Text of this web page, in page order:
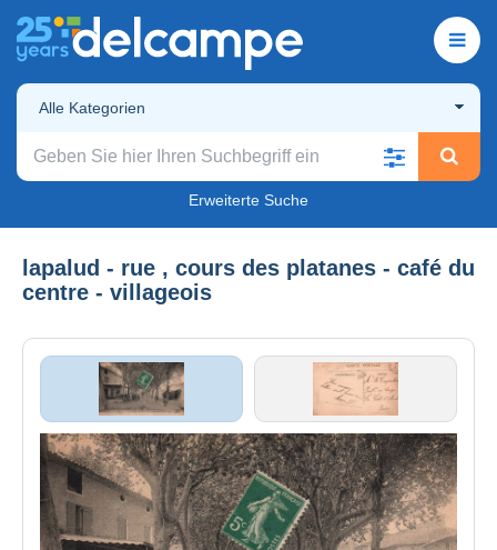
Alle Kategorien
Erweiterte Suche
lapalud - rue , cours des platanes - café du
centre - villageois